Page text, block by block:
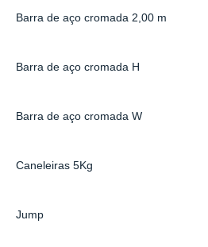
Barra de aço cromada 2,00 m
Barra de aço cromada H
Barra de aço cromada W
Caneleiras 5Kg
Jump